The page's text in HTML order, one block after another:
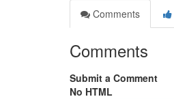
Comments
Comments
Submit a Comment
No HTML